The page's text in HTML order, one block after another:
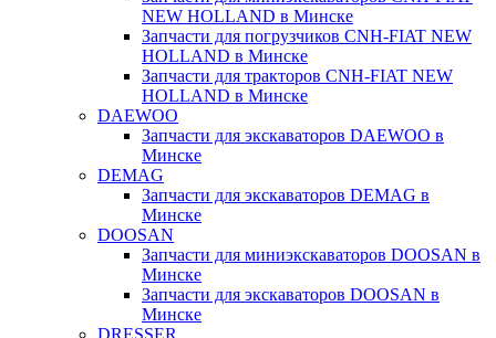
NEW HOLLAND в Минске
Запчасти для погрузчиков CNH-FIAT NEW
HOLLAND в Минске
Запчасти для тракторов CNH-FIAT NEW
HOLLAND в Минске
DAEWOO
Запчасти для экскаваторов DAEWOO в
Минске
DEMAG
Запчасти для экскаваторов DEMAG в
Минске
DOOSAN
Запчасти для миниэкскаваторов DOOSAN в
Минске
Запчасти для экскаваторов DOOSAN в
Минске
DRESSER